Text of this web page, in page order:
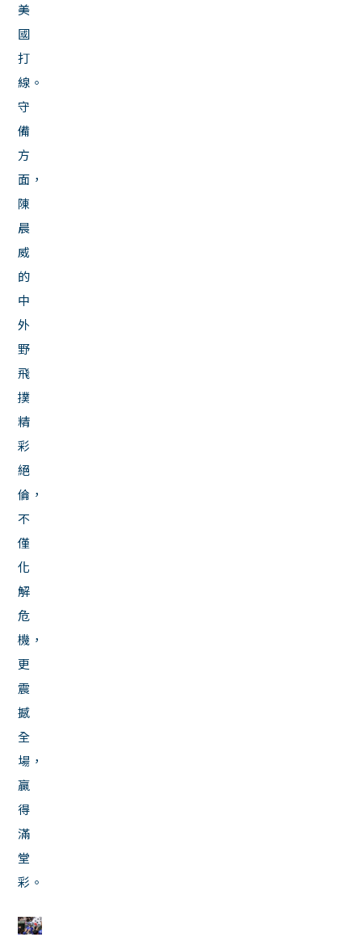
美
國
打
線。
守
備
方
面，
陳
晨
威
的
中
外
野
飛
撲
精
彩
絕
倫，
不
僅
化
解
危
機，
更
震
撼
全
場，
贏
得
滿
堂
彩。